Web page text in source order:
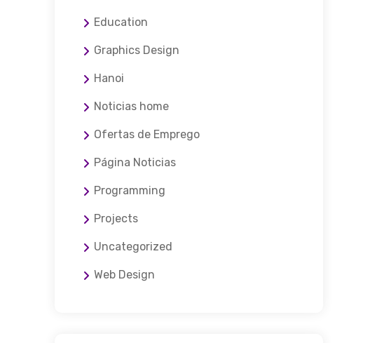
Education
Graphics Design
Hanoi
Noticias home
Ofertas de Emprego
Página Noticias
Programming
Projects
Uncategorized
Web Design